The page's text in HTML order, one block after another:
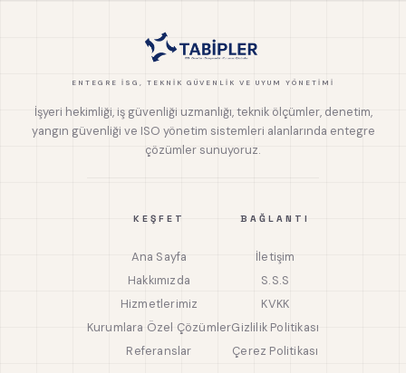
ENTEGRE İSG, TEKNIK GÜVENLIK VE UYUM YÖNETIMI
İşyeri hekimliği, iş güvenliği uzmanlığı, teknik ölçümler, denetim,
yangın güvenliği ve ISO yönetim sistemleri alanlarında entegre
çözümler sunuyoruz.
KEŞFET
Ana Sayfa
Hakkımızda
Hizmetlerimiz
Kurumlara Özel Çözümler
Referanslar
BAĞLANTI
İletişim
S.S.S
KVKK
Gizlilik Politikası
Çerez Politikası